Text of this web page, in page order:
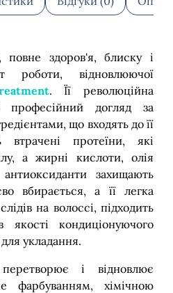
повне здоров'я, блиску і
роботи, відновлюючої
. Її революційна
професійний догляд за
що входять до її
втрачені протеїни, які
а жирні кислоти, олія
захищають
вбирається, а її легка
на волоссі, підходить
кондиціонуючого
укладання.
і відновлює
фарбуванням, хімічною